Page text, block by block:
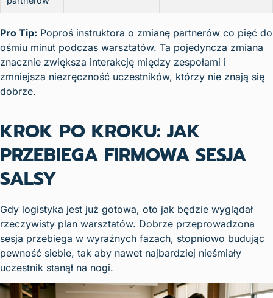
Pro Tip: Poproś instruktora o zmianę partnerów co pięć do
ośmiu minut podczas warsztatów. Ta pojedyncza zmiana
znacznie zwiększa interakcję między zespołami i
zmniejsza niezręczność uczestników, którzy nie znają się
dobrze.
KROK PO KROKU: JAK
PRZEBIEGA FIRMOWA SESJA
SALSY
Gdy logistyka jest już gotowa, oto jak będzie wyglądał
rzeczywisty plan warsztatów. Dobrze przeprowadzona
sesja przebiega w wyraźnych fazach, stopniowo budując
pewność siebie, tak aby nawet najbardziej nieśmiały
uczestnik stanął na nogi.